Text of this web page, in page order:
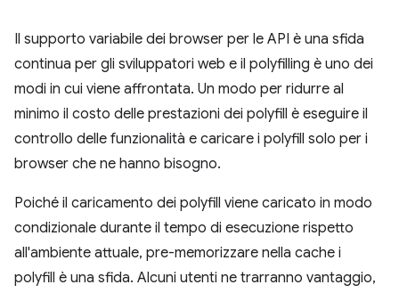
Il supporto variabile dei browser per le API è una sfida
continua per gli sviluppatori web e il polyfilling è uno dei
modi in cui viene affrontata. Un modo per ridurre al
minimo il costo delle prestazioni dei polyfill è eseguire il
controllo delle funzionalità e caricare i polyfill solo per i
browser che ne hanno bisogno.
Poiché il caricamento dei polyfill viene caricato in modo
condizionale durante il tempo di esecuzione rispetto
all'ambiente attuale, pre-memorizzare nella cache i
polyfill è una sfida. Alcuni utenti ne trarranno vantaggio,